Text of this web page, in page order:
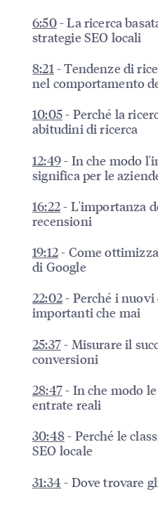
6:50- La ricerca
strategie SEO locali
8:21 - Tendenze di
nel comportamento
10:05- Perché la
abitudini di ricerca
12:49- In che modo
significa per le
16:22- L'importanza
recensioni
19:12- Come
di Google
22:02- Perché i nuovi
importanti che mai
25:37- Misurare il
conversioni
28:47- In che modo le
entrate reali
30:48- Perché le
SEO locale
31:34- Dove trovare